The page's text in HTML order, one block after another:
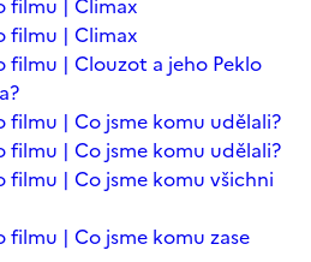
filmu | Climax
filmu | Clouzot a jeho Peklo
filmu | Co jsme komu udělali?
filmu | Co jsme komu udělali?
filmu | Co jsme komu všichni
filmu | Co jsme komu zase